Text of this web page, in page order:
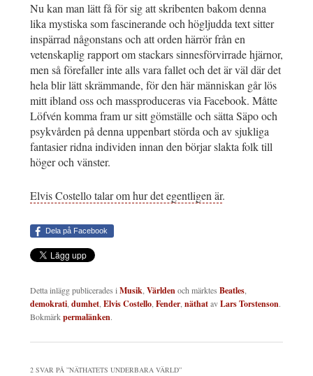
Nu kan man lätt få för sig att skribenten bakom denna
lika mystiska som fascinerande och högljudda text sitter
inspärrad någonstans och att orden härrör från en
vetenskaplig rapport om stackars sinnesförvirrade hjärnor,
men så förefaller inte alls vara fallet och det är väl där det
hela blir lätt skrämmande, för den här människan går lös
mitt ibland oss och massproduceras via Facebook. Måtte
Löfvén komma fram ur sitt gömställe och sätta Säpo och
psykvården på denna uppenbart störda och av sjukliga
fantasier ridna individen innan den börjar slakta folk till
höger och vänster.
Elvis Costello talar om hur det egentligen är.
Dela på Facebook
Detta inlägg publicerades i Musik Världenoch märktes Beatles
demokrati dumhet Elvis Costello Fender näthatavLars Torstenson.
Bokmärkpermalänken.
2 SVAR PÅ ”NÄTHATETS UNDERBARA VÄRLD”